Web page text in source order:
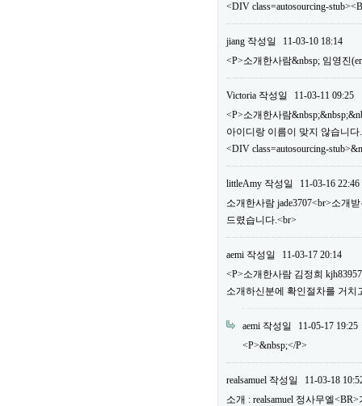
<DIV class=autosourcing-
jiang 작성일
11-03-10 18:14
<P>소개한사람&nbsp; 임영진
Victoria 작성일
11-03-11 09:25
<P>소개한사람
아이디랑 이름이 맞지 않습니다.
<DIV class=autosourcing-
littleAmy 작성일
11-03-16 22:46
소개한사람 jade3707<br>소개
드렸습니다.<br>
aemi 작성일
11-03-17 20:14
<P>소개한사람 김정희
소개하신분에 확인절차를 거치
aemi 작성일
11-05-17 19:25
<P>&nbsp;</P>
realsamuel 작성일
11-03-18
소개 : realsamuel 정사무엘